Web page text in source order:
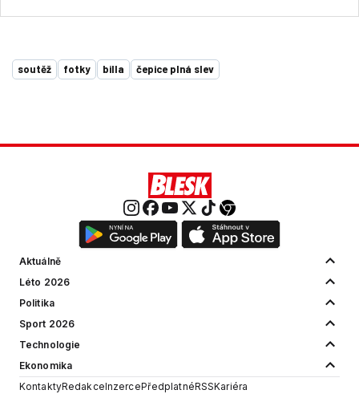
soutěž fotky billa čepice plná slev
Aktuálně
Léto 2026
Politika
Sport 2026
Technologie
Ekonomika
KontaktyRedakceInzercePředplatnéRSSKariéra